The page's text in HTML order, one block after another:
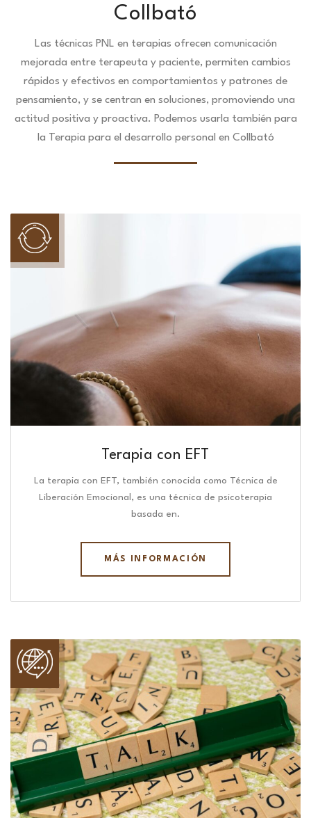
Collbató
Las técnicas PNL en terapias ofrecen comunicación
mejorada entre terapeuta y paciente, permiten cambios
rápidos y efectivos en comportamientos y patrones de
pensamiento, y se centran en soluciones, promoviendo una
actitud positiva y proactiva. Podemos usarla también para
la Terapia para el desarrollo personal en Collbató
Terapia con EFT
La terapia con EFT, también conocida como Técnica de
Liberación Emocional, es una técnica de psicoterapia
basada en.
MÁS INFORMACIÓN